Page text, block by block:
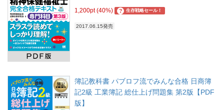
1,200pt (40%) ? 生存戦略セール！
2017.06.15発売
簿記教科書 パブロフ流でみんな合格 日商簿
記2級 工業簿記 総仕上げ問題集 第2版【PDF
版】